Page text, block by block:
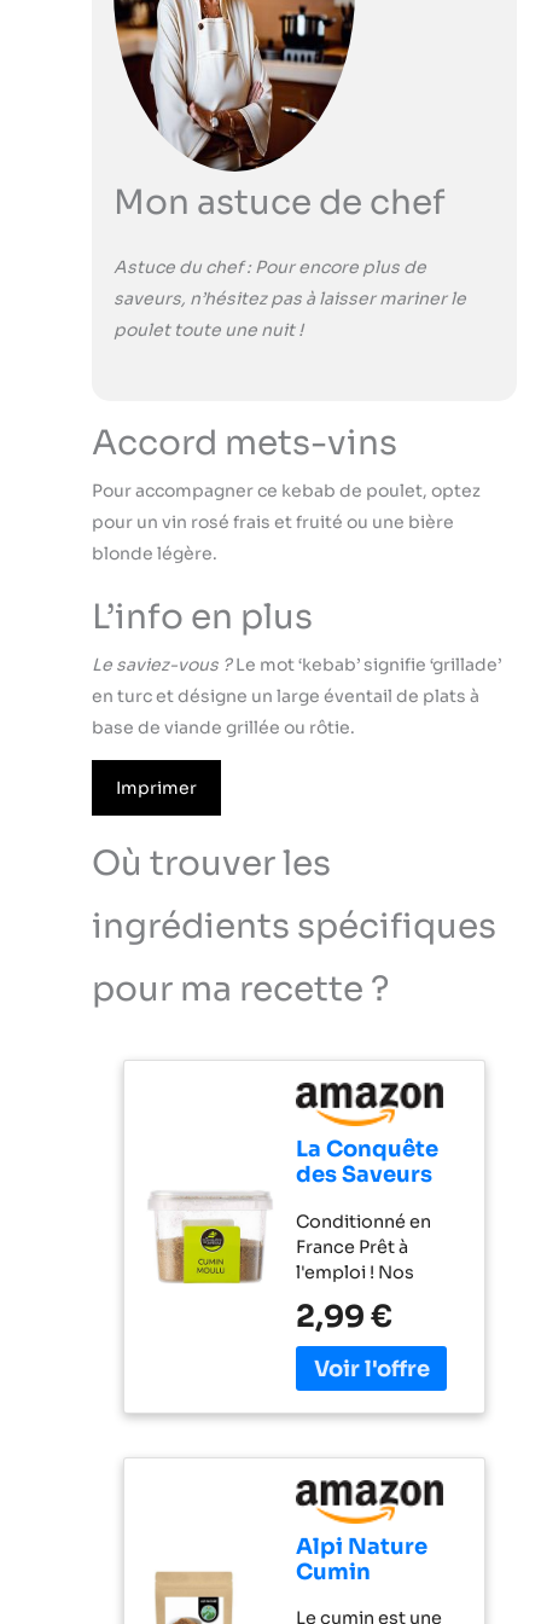
Mon astuce de chef
Astuce du chef : Pour encore plus de
saveurs, n’hésitez pas à laisser mariner le
poulet toute une nuit !
Accord mets-vins
Pour accompagner ce kebab de poulet, optez
pour un vin rosé frais et fruité ou une bière
blonde légère.
L’info en plus
Le saviez-vous ?Le mot ‘kebab’ signifie ‘grillade’
en turc et désigne un large éventail de plats à
base de viande grillée ou rôtie.
Imprimer
Où trouver les
ingrédients spécifiques
pour ma recette ?
La Conquête
des Saveurs
50 g
Conditionné en
France Prêt à
l'emploi ! Nos
aromates sont
rigoureusement
sélectionnés pour
leurs saveurs !
2,99 €
Alpi Nature
Cumin
Le cumin est une